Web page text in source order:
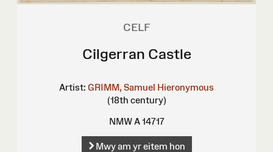
CELF
Cilgerran Castle
Artist: GRIMM, Samuel Hieronymous
(18th century)
NMW A 14717
Mwy am yr eitem hon